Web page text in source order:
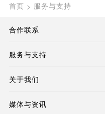
首页 > 服务与支持
合作联系
服务与支持
关于我们
媒体与资讯